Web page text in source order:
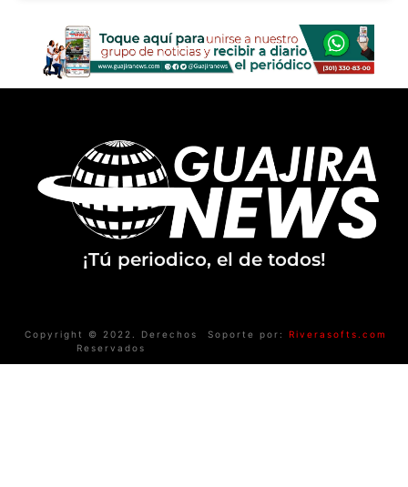
¡Tú periodico, el de todos!
Copyright © 2022. Derechos
Reservados
Soporte por: Riverasofts.com